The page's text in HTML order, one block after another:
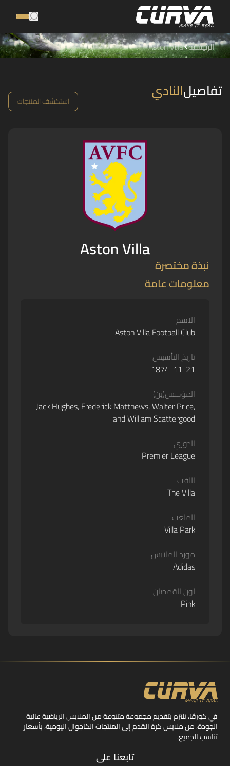
الرئيسية Aston Villa
الناديتفاصيل استكشف المنتجات
Aston Villa
نبذة مختصرة
معلومات عامة
الاسم
Aston Villa Football Club
تاريخ التأسيس
1874-11-21
المؤسس(ين)
Jack Hughes, Frederick Matthews, Walter Price,
and William Scattergood
الدوري
Premier League
اللقب
The Villa
الملعب
Villa Park
مورد الملابس
Adidas
لون القمصان
Pink
في كورڤا، نلتزم بتقديم مجموعة متنوعة من الملابس الرياضية عالية
الجودة، من ملابس كرة القدم إلى المنتجات الكاجوال اليومية، بأسعار
تناسب الجميع.
تابعنا على